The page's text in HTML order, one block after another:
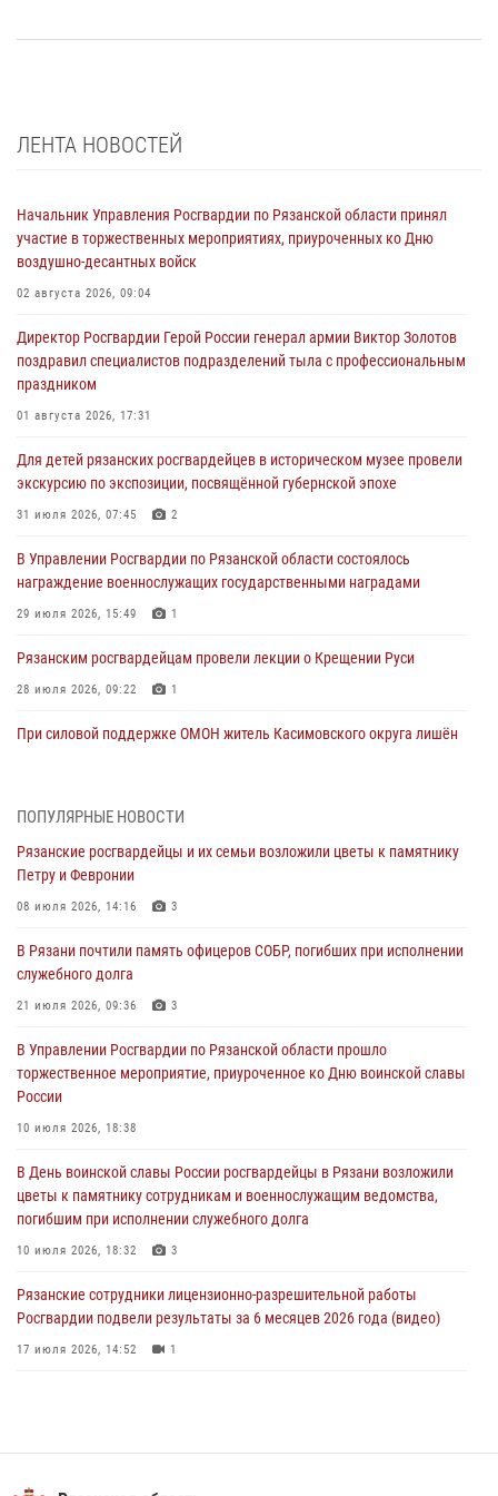
ЛЕНТА НОВОСТЕЙ
Начальник Управления Росгвардии по Рязанской области принял
участие в торжественных мероприятиях, приуроченных ко Дню
воздушно-десантных войск
02 августа 2026, 09:04
Директор Росгвардии Герой России генерал армии Виктор Золотов
поздравил специалистов подразделений тыла с профессиональным
праздником
01 августа 2026, 17:31
Для детей рязанских росгвардейцев в историческом музее провели
экскурсию по экспозиции, посвящённой губернской эпохе
31 июля 2026, 07:45 2
В Управлении Росгвардии по Рязанской области состоялось
награждение военнослужащих государственными наградами
29 июля 2026, 15:49 1
Рязанским росгвардейцам провели лекции о Крещении Руси
28 июля 2026, 09:22 1
При силовой поддержке ОМОН житель Касимовского округа лишён
27 июля 2026, 15:26
Офицер вневедомственной охраны в эфире «Радио России - Рязань»
рассказал о службе во вневедомственной охране
23 июля 2026, 09:02
В Рязани почтили память офицеров СОБР, погибших при исполнении
служебного долга
21 июля 2026, 09:36 3
Рязанские сотрудники лицензионно-разрешительной работы
Росгвардии подвели результаты за 6 месяцев 2026 года (видео)
подразделений за первое полугодие 2026 года
16 июля 2026, 11:36 2
ПОПУЛЯРНЫЕ НОВОСТИ
Рязанские росгвардейцы и их семьи возложили цветы к памятнику
Петру и Февронии
08 июля 2026, 14:16 3
В Рязани почтили память офицеров СОБР, погибших при исполнении
служебного долга
21 июля 2026, 09:36 3
В Управлении Росгвардии по Рязанской области прошло
торжественное мероприятие, приуроченное ко Дню воинской славы
России
10 июля 2026, 18:38
В День воинской славы России росгвардейцы в Рязани возложили
цветы к памятнику сотрудникам и военнослужащим ведомства,
погибшим при исполнении служебного долга
10 июля 2026, 18:32 3
Рязанские сотрудники лицензионно-разрешительной работы
Росгвардии подвели результаты за 6 месяцев 2026 года (видео)
17 июля 2026, 14:52 1